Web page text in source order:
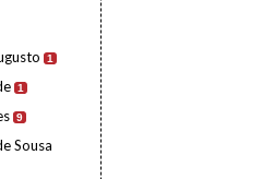
1
1
9
Sousa